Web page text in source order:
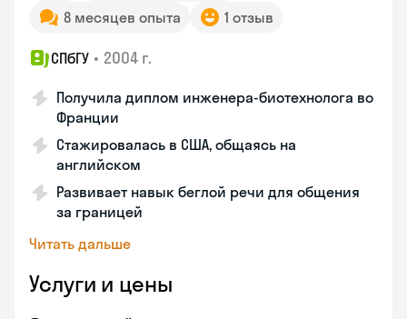
8 месяцев опыта
1 отзыв
СПбГУ • 2004 г.
Получила диплом инженера-биотехнолога во
Франции
Стажировалась в США, общаясь на
английском
Развивает навык беглой речи для общения
за границей
Читать дальше
Услуги и цены